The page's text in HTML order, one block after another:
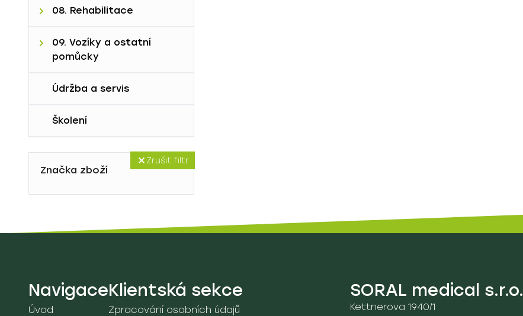
D. Ostatní
7A. Fixační a ochranné
08. Rehabilitace
8A. Vyšetřovací stoly a
lehátka
09. Vozíky a ostatní
pomůcky
9D. Vozíky
Údržba a servis
Školení
Zrušit filtr
Značka zboží
Navigace
Úvod
Klientská sekce
Zpracování osobních údajů
SORAL medical s.r.o.
Kettnerova 1940/1